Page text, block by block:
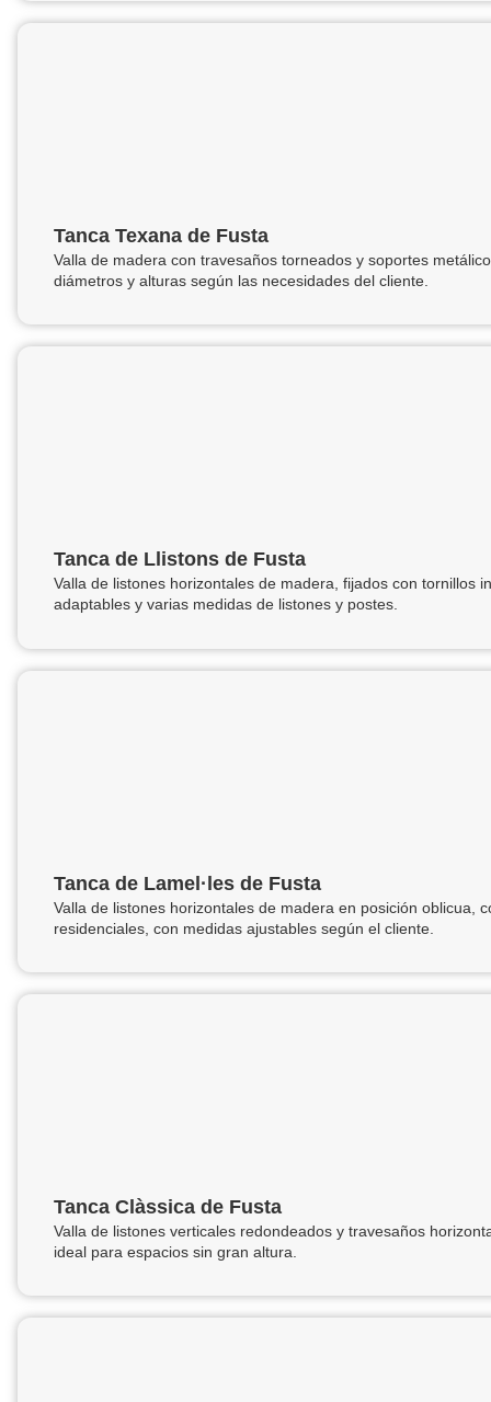
Tanca Texana de Fusta
Valla de madera con travesaños torneados y soportes
diámetros y alturas según las necesidades del cliente.
Tanca de Llistons de Fusta
Valla de listones horizontales de madera, fijados con tornillos
adaptables y varias medidas de listones y postes.
Tanca de Lamel·les de Fusta
Valla de listones horizontales de madera en posición oblicua,
residenciales, con medidas ajustables según el cliente.
Tanca Clàssica de Fusta
Valla de listones verticales redondeados y travesaños
ideal para espacios sin gran altura.